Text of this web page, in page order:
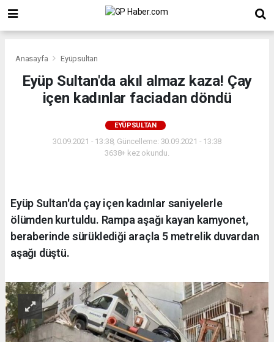
Anasayfa Eyüpsultan
Eyüp Sultan'da akıl almaz kaza! Çay
içen kadınlar faciadan döndü
EYÜPSULTAN
30.09.2021 - 13:38, Güncelleme: 30.09.2021 - 13:38
3638+ kez okundu.
Eyüp Sultan'da çay içen kadınlar saniyelerle
ölümden kurtuldu. Rampa aşağı kayan kamyonet,
beraberinde sürüklediği araçla 5 metrelik duvardan
aşağı düştü.